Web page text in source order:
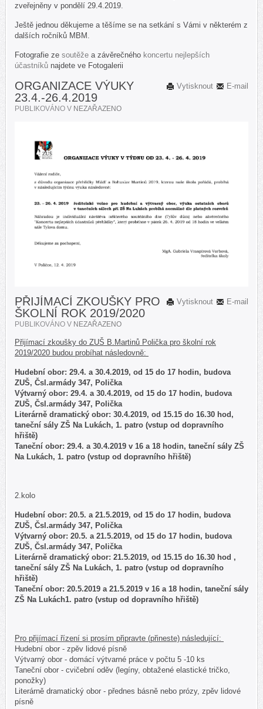
zveřejněny v pondělí 29.4.2019.
Ještě jednou děkujeme a těšíme se na setkání s Vámi v některém z
dalších ročníků MBM.
Fotografie ze soutěže a závěrečného koncertu nejlepších
účastníků najdete ve Fotogalerii
E-mail
Vytisknout
ORGANIZACE VÝUKY
23.4.-26.4.2019
PUBLIKOVÁNO V NEZAŘAZENO
E-mail
Vytisknout
PŘIJÍMACÍ ZKOUŠKY PRO
ŠKOLNÍ ROK 2019/2020
PUBLIKOVÁNO V NEZAŘAZENO
Přijímací zkoušky do ZUŠ B.Martinů Polička pro školní rok
2019/2020 budou probíhat následovně:
Hudební obor: 29.4. a 30.4.2019, od 15 do 17 hodin, budova
ZUŠ, Čsl.armády 347, Polička
Výtvarný obor: 29.4. a 30.4.2019, od 15 do 17 hodin, budova
ZUŠ, Čsl.armády 347, Polička
Literárně dramatický obor: 30.4.2019, od 15.15 do 16.30 hod,
taneční sály ZŠ Na Lukách, 1. patro (vstup od dopravního
hřiště)
Taneční obor: 29.4. a 30.4.2019 v 16 a 18 hodin, taneční sály ZŠ
Na Lukách, 1. patro (vstup od dopravního hřiště)
2.kolo
Hudební obor: 20.5. a 21.5.2019, od 15 do 17 hodin, budova
ZUŠ, Čsl.armády 347, Polička
Výtvarný obor: 20.5. a 21.5.2019, od 15 do 17 hodin, budova
ZUŠ, Čsl.armády 347, Polička
Literárně dramatický obor: 21.5.2019, od 15.15 do 16.30 hod ,
taneční sály ZŠ Na Lukách, 1. patro (vstup od dopravního
hřiště)
Taneční obor: 20.5.2019 a 21.5.2019 v 16 a 18 hodin, taneční sály
ZŠ Na Lukách1. patro (vstup od dopravního hřiště)
Pro přijímací řízení si prosím připravte (přineste) následující:
Hudební obor - zpěv lidové písně
Výtvarný obor - domácí výtvarné práce v počtu 5 -10 ks
Taneční obor - cvičební oděv (legíny, obtažené elastické tričko,
ponožky)
Literárně dramatický obor - přednes básně nebo prózy, zpěv lidové
písně